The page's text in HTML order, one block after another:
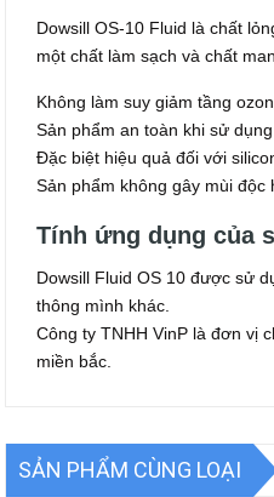
Dowsill OS-10 Fluid là chất
một chất làm sạch và chất
Không làm suy giảm tầng
Sản phẩm an toàn khi sử
Đặc biệt hiệu quả đối với
Sản phẩm không gây mùi
Tính ứng dụng của
Dowsill Fluid OS 10 được sử
thông mình khác.
Công ty TNHH VinP là đơn vị
miền bắc.
SẢN PHẨM CÙNG LOẠI